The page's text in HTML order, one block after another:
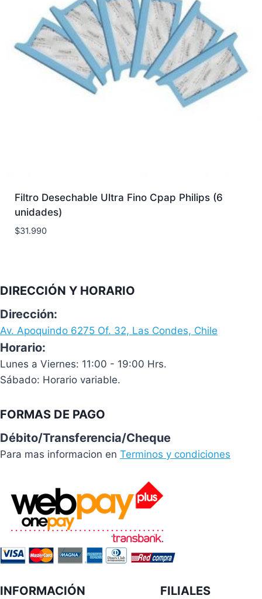
Filtro Desechable Ultra Fino Cpap Philips (6
unidades)
$31.990
DIRECCIÓN Y HORARIO
Dirección:
Av. Apoquindo 6275 Of. 32, Las Condes, Chile
Horario:
Lunes a Viernes: 11:00 - 19:00 Hrs.
Sábado: Horario variable.
FORMAS DE PAGO
Débito/Transferencia/Cheque
Para mas informacion en Terminos y condiciones
INFORMACIÓN FILIALES